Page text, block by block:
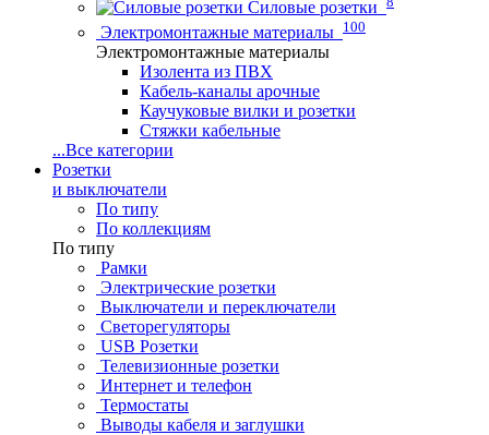
Силовые розетки
Электромонтажные материалы 100
Электромонтажные материалы
Изолента из ПВХ
Кабель-каналы арочные
Каучуковые вилки и розетки
Стяжки кабельные
...Все категории
Розетки
и выключатели
По типу
По коллекциям
По типу
Рамки
Электрические розетки
Выключатели и переключатели
Светорегуляторы
USB Розетки
Телевизионные розетки
Интернет и телефон
Термостаты
Выводы кабеля и заглушки